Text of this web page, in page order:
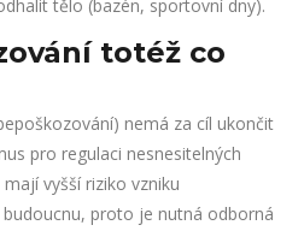
tělo (bazén, sportovní dny).
totéž co
nemá za cíl ukončit
pro regulaci nesnesitelných
vyšší riziko vzniku
proto je nutná odborná